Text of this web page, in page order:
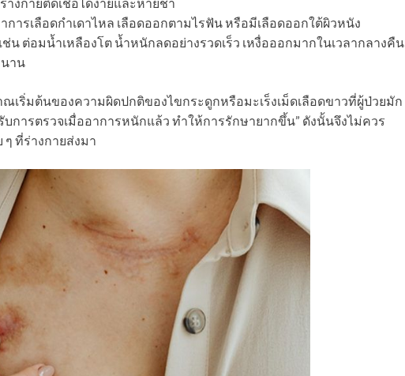
การเลือดกำเดาไหล เลือดออกตามไรฟัน หรือมีเลือดออกใต้ผิวหนัง
ช่น ต่อมน้ำเหลืองโต น้ำหนักลดอย่างรวดเร็ว เหงื่อออกมากในเวลากลางคืน
นาน
เริ่มต้นของความผิดปกติของไขกระดูกหรือมะเร็งเม็ดเลือดขาวที่ผู้ป่วยมัก
การตรวจเมื่ออาการหนักแล้ว ทำให้การรักษายากขึ้น” ดังนั้นจึงไม่ควร
ที่ร่างกายส่งมา